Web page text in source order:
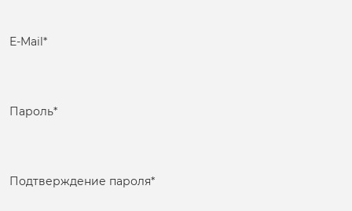
E-Mail*
Пароль*
Подтверждение пароля*